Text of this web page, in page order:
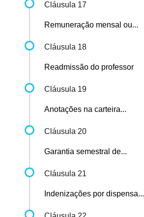
Cláusula 17
Remuneração mensal ou...
Cláusula 18
Readmissão do professor
Cláusula 19
Anotações na carteira...
Cláusula 20
Garantia semestral de...
Cláusula 21
Indenizações por dispensa...